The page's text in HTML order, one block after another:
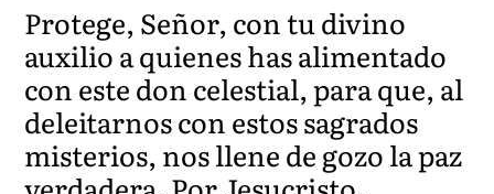
Protege, Señor, con tu divino
auxilio a quienes has alimentado
con este don celestial, para que, al
deleitarnos con estos sagrados
misterios, nos llene de gozo la paz